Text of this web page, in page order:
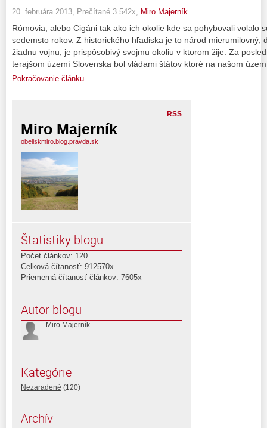
20. februára 2013, Prečítané 3 542x, Miro Majerník
Rómovia, alebo Cigáni tak ako ich okolie kde sa pohybovali volalo
sedemsto rokov. Z historického hľadiska je to národ mierumilovný,
žiadnu vojnu, je prispôsobivý svojmu okoliu v ktorom žije. Za
terajšom území Slovenska bol vládami štátov ktoré na našom
Pokračovanie článku
RSS
Miro Majerník
obeliskmiro.blog.pravda.sk
Štatistiky blogu
Počet článkov: 120
Celková čítanosť: 912570x
Priemerná čítanosť článkov: 7605x
Autor blogu
Miro Majerník
Kategórie
Nezaradené (120)
Archív